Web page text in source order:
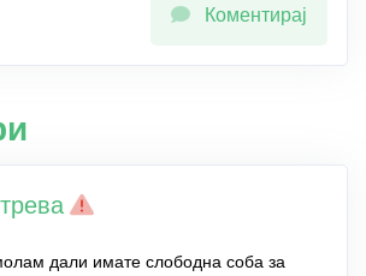
Коментирај
дали имате слободна соба за